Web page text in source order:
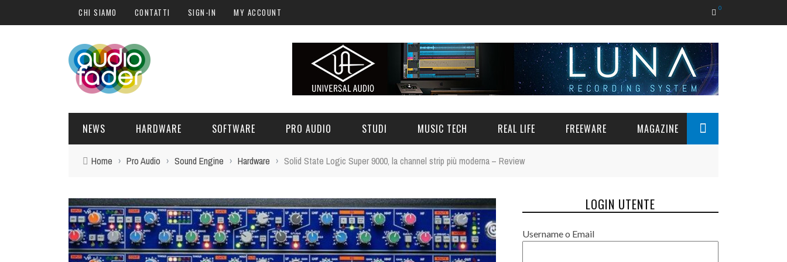
CHI SIAMO CONTATTI SIGN-IN MY ACCOUNT 0
NEWS
HARDWARE
ATTUALITÀ
OFFERTE
HARDWARE SOFTWARE PRO AUDIO
POST PRO
LIBRI
FORMAZIONE
STUDI MUSIC TECH
DJ PRODUCER
CONTROLLER
DRUM PERC
REAL LIFE
INTERVISTE
EVENTI
TAVOLE ROTONDE
FREEWARE
SYNTH
SAMPLE
GUITAR
MAGAZINE
Home › Pro Audio › Sound Engine › Hardware › Solid State Logic Super 9000, la channel strip più moderna – Review
LOGIN UTENTE
Username o Email